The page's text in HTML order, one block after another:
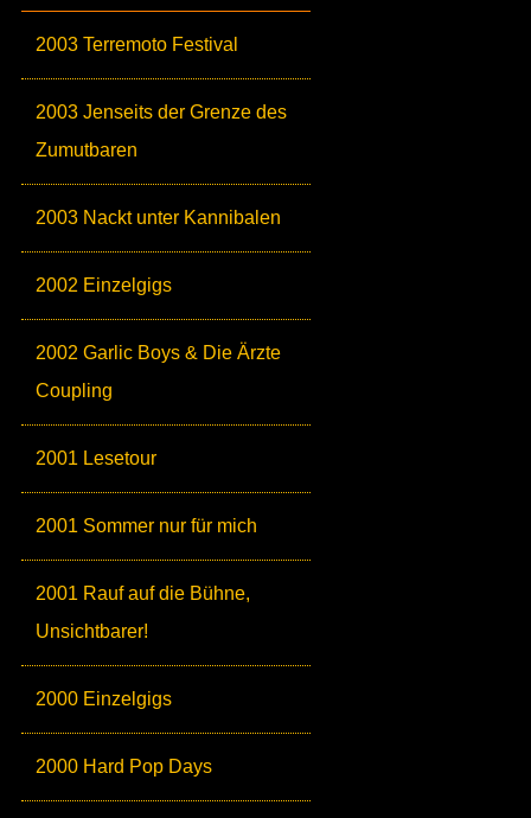
2003 Terremoto Festival
2003 Jenseits der Grenze des
Zumutbaren
2003 Nackt unter Kannibalen
2002 Einzelgigs
2002 Garlic Boys & Die Ärzte
Coupling
2001 Lesetour
2001 Sommer nur für mich
2001 Rauf auf die Bühne,
Unsichtbarer!
2000 Einzelgigs
2000 Hard Pop Days